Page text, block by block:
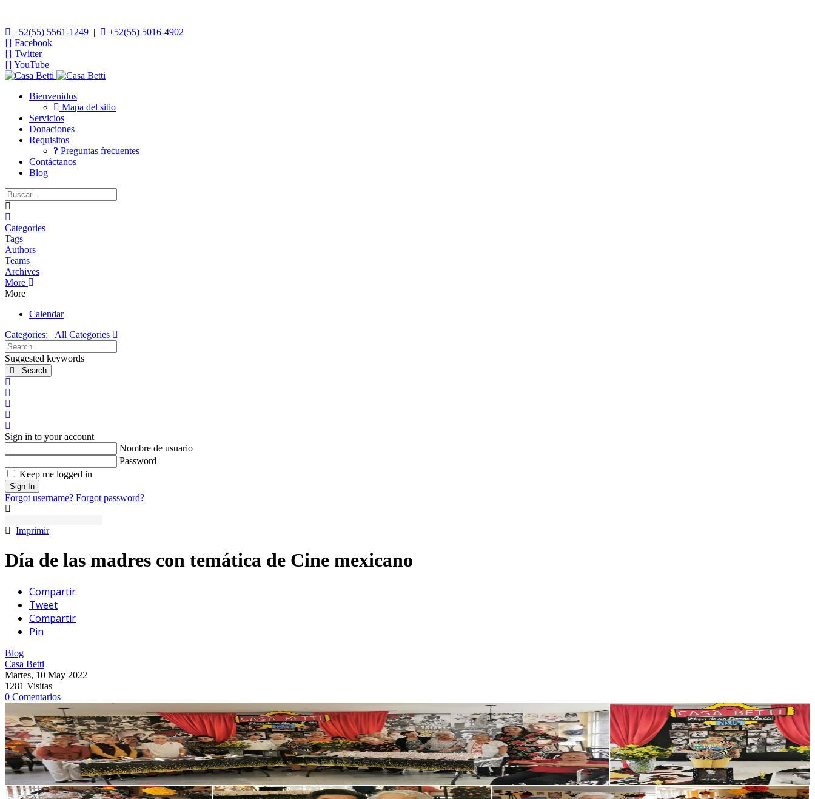
+52(55) 5561-1249 |
+52(55) 5016-4902
Facebook
Twitter
YouTube
Bienvenidos
Mapa del sitio
Servicios
Donaciones
Requisitos
Preguntas frecuentes
Contáctanos
Blog
Categories
Tags
Authors
Teams
Archives
More
More
Calendar
Categories:
All Categories
Search...
Suggested keywords
Search
Sign in to your account
Nombre de usuario
Password
Keep me logged in
Sign In
Forgot username? Forgot password?
Imprimir
Día de las madres con temática de Cine mexicano
Compartir
Tweet
Compartir
Pin
Blog
Casa Betti
Martes, 10 May 2022
1281 Visitas
0 Comentarios